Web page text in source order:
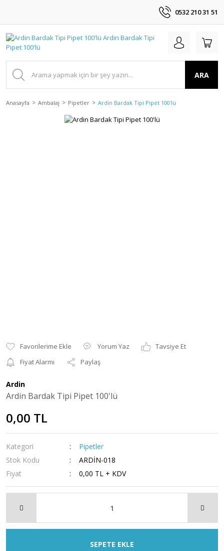
0532 210 31 51
ARA
Anasayfa Ambalaj Pipetler Ardin Bardak Tipi Pipet 100'lü
Yorum Yaz
Tavsiye Et
Fiyat Alarmı
Paylaş
Ardin
Ardin Bardak Tipi Pipet 100'lü
0,00 TL
Kategori
Pipetler
Stok Kodu
ARDİN-018
Fiyat
0,00 TL + KDV
SEPETE EKLE